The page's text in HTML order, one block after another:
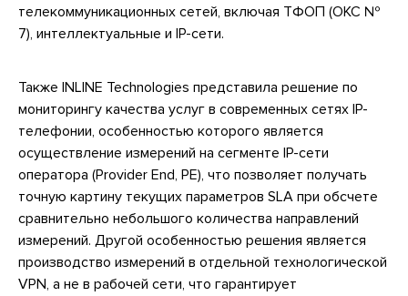
телекоммуникационных сетей, включая ТФОП (ОКС №
7), интеллектуальные и IP-сети.
Также INLINE Technologies представила решение по
мониторингу качества услуг в современных сетях IP-
телефонии, особенностью которого является
осуществление измерений на сегменте IP-сети
оператора (Provider End, PE), что позволяет получать
точную картину текущих параметров SLA при обсчете
сравнительно небольшого количества направлений
измерений. Другой особенностью решения является
производство измерений в отдельной технологической
VPN, а не в рабочей сети, что гарантирует